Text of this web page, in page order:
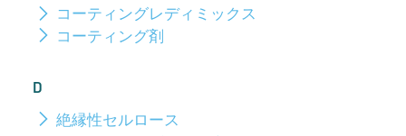
コーティングレディミックス
コーティング剤
D
絶縁性セルロース